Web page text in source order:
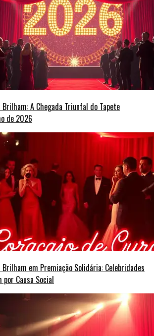
Brilham: A Chegada Triunfal do Tapete
de 2026
Brilham em Premiação Solidária: Celebridades
por Causa Social